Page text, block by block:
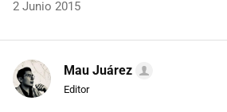
2 Junio 2015
Mau Juárez
Editor